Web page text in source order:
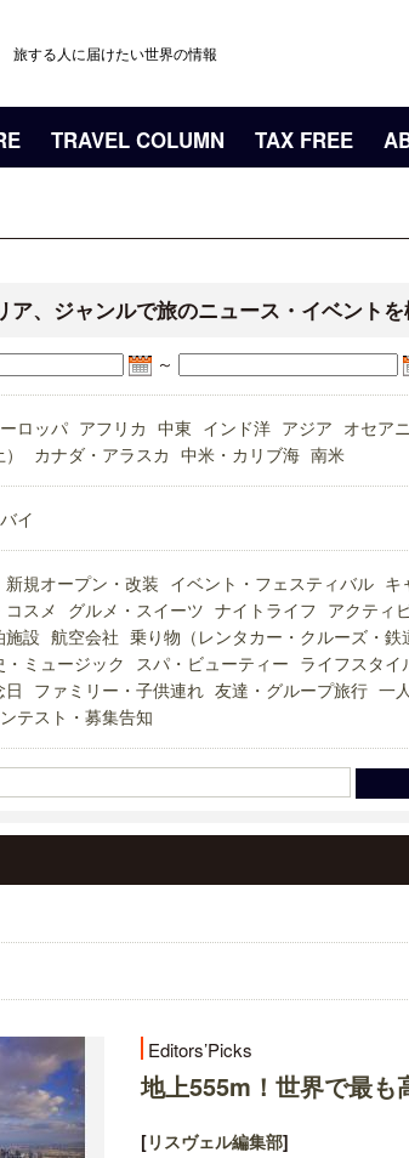
旅する人に届けたい世界の情報
TRAVEL COLUMN TAX FREE
ア、ジャンルで旅のニュース・イベント
～
ロッパ アフリカ 中東 インド洋 アジア オセア
カナダ・アラスカ 中米・カリブ海 南米
イ
新規オープン・改装 イベント・フェスティバル キ
コスメ グルメ・スイーツ ナイトライフ アクティ
施設 航空会社 乗り物（レンタカー・クルーズ・鉄
ミュージック
スパ・ビューティー ライフスタイ
日
ファミリー・子供連れ 友達・グループ旅行 一
テスト・募集告知
Editors’Picks
地上555m！世界で最も
[リスヴェル編集部]